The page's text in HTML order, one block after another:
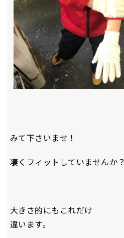
みて下さいませ！
凄くフィットしていませんか？
大きさ的にもこれだけ
違います。